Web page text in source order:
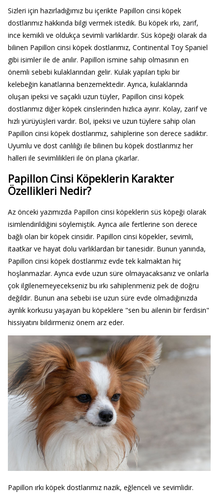
Sizleri için hazırladığımız bu içerikte Papillon cinsi köpek
dostlarımız hakkında bilgi vermek istedik. Bu köpek ırkı, zarif,
ince kemikli ve oldukça sevimli varlıklardır. Süs köpeği olarak da
bilinen Papillon cinsi köpek dostlarımız, Continental Toy Spaniel
gibi isimler ile de anılır. Papillon ismine sahip olmasının en
önemli sebebi kulaklarından gelir. Kulak yapıları tıpkı bir
kelebeğin kanatlarına benzemektedir. Ayrıca, kulaklarında
oluşan ipeksi ve saçaklı uzun tüyler, Papillon cinsi köpek
dostlarımız diğer köpek cinslerinden hızlıca ayırır. Kolay, zarif ve
hızlı yürüyüşleri vardır. Bol, ipeksi ve uzun tüylere sahip olan
Papillon cinsi köpek dostlarımız, sahiplerine son derece sadıktır.
Uyumlu ve dost canlılığı ile bilinen bu köpek dostlarımız her
halleri ile sevimlilikleri ile ön plana çıkarlar.
Papillon Cinsi Köpeklerin Karakter
Özellikleri Nedir?
Az önceki yazımızda Papillon cinsi köpeklerin süs köpeği olarak
isimlendirildiğini söylemiştik. Ayrıca aile fertlerine son derece
bağlı olan bir köpek cinsidir. Papillon cinsi köpekler, sevimli,
itaatkar ve hayat dolu varlıklardan bir tanesidir. Bunun yanında,
Papillon cinsi köpek dostlarımız evde tek kalmaktan hiç
hoşlanmazlar. Ayrıca evde uzun süre olmayacaksanız ve onlarla
çok ilgilenemeyecekseniz bu ırkı sahiplenmeniz pek de doğru
değildir. Bunun ana sebebi ise uzun süre evde olmadığınızda
ayrılık korkusu yaşayan bu köpeklere "sen bu ailenin bir ferdisin"
hissiyatını bildirmeniz önem arz eder.
Papillon ırkı köpek dostlarımız nazik, eğlenceli ve sevimlidir.